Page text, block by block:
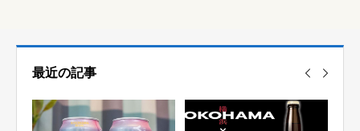
最近の記事